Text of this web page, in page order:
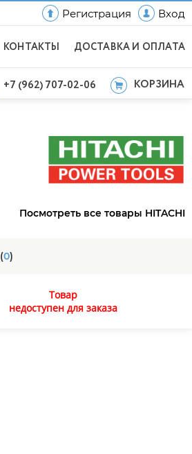
Регистрация Вход
КОНТАКТЫ ДОСТАВКА И ОПЛАТА
+7 (962) 707-02-06 КОРЗИНА
Посмотреть все товары HITACHI
(0)
Товар
недоступен для заказа